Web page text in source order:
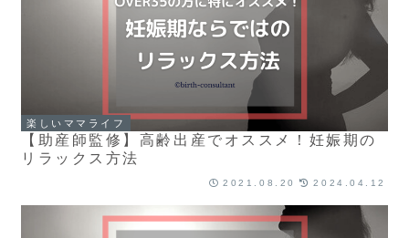
楽しいママライフ
【助産師監修】高齢出産でオススメ！妊娠期の
リラックス方法
2021.08.20 2024.04.12